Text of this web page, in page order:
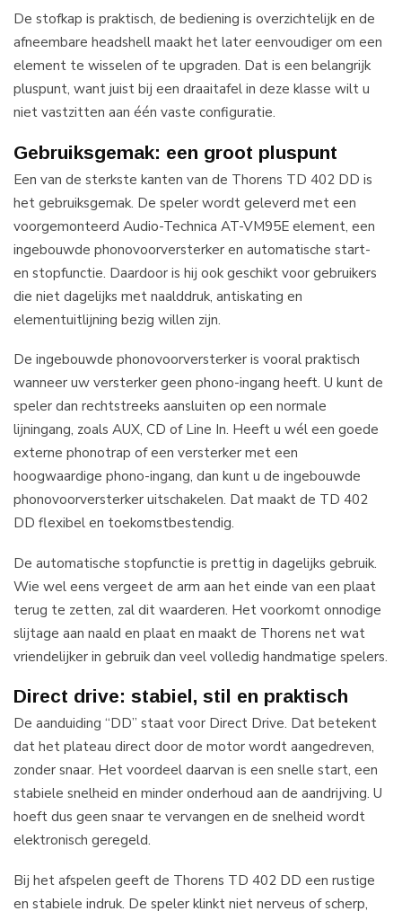
De stofkap is praktisch, de bediening is overzichtelijk en de
afneembare headshell maakt het later eenvoudiger om een
element te wisselen of te upgraden. Dat is een belangrijk
pluspunt, want juist bij een draaitafel in deze klasse wilt u
niet vastzitten aan één vaste configuratie.
Gebruiksgemak: een groot pluspunt
Een van de sterkste kanten van de Thorens TD 402 DD is
het gebruiksgemak. De speler wordt geleverd met een
voorgemonteerd Audio-Technica AT-VM95E element, een
ingebouwde phonovoorversterker en automatische start-
en stopfunctie. Daardoor is hij ook geschikt voor gebruikers
die niet dagelijks met naalddruk, antiskating en
elementuitlijning bezig willen zijn.
De ingebouwde phonovoorversterker is vooral praktisch
wanneer uw versterker geen phono-ingang heeft. U kunt de
speler dan rechtstreeks aansluiten op een normale
lijningang, zoals AUX, CD of Line In. Heeft u wél een goede
externe phonotrap of een versterker met een
hoogwaardige phono-ingang, dan kunt u de ingebouwde
phonovoorversterker uitschakelen. Dat maakt de TD 402
DD flexibel en toekomstbestendig.
De automatische stopfunctie is prettig in dagelijks gebruik.
Wie wel eens vergeet de arm aan het einde van een plaat
terug te zetten, zal dit waarderen. Het voorkomt onnodige
slijtage aan naald en plaat en maakt de Thorens net wat
vriendelijker in gebruik dan veel volledig handmatige spelers.
Direct drive: stabiel, stil en praktisch
De aanduiding “DD” staat voor Direct Drive. Dat betekent
dat het plateau direct door de motor wordt aangedreven,
zonder snaar. Het voordeel daarvan is een snelle start, een
stabiele snelheid en minder onderhoud aan de aandrijving. U
hoeft dus geen snaar te vervangen en de snelheid wordt
elektronisch geregeld.
Bij het afspelen geeft de Thorens TD 402 DD een rustige
en stabiele indruk. De speler klinkt niet nerveus of scherp,